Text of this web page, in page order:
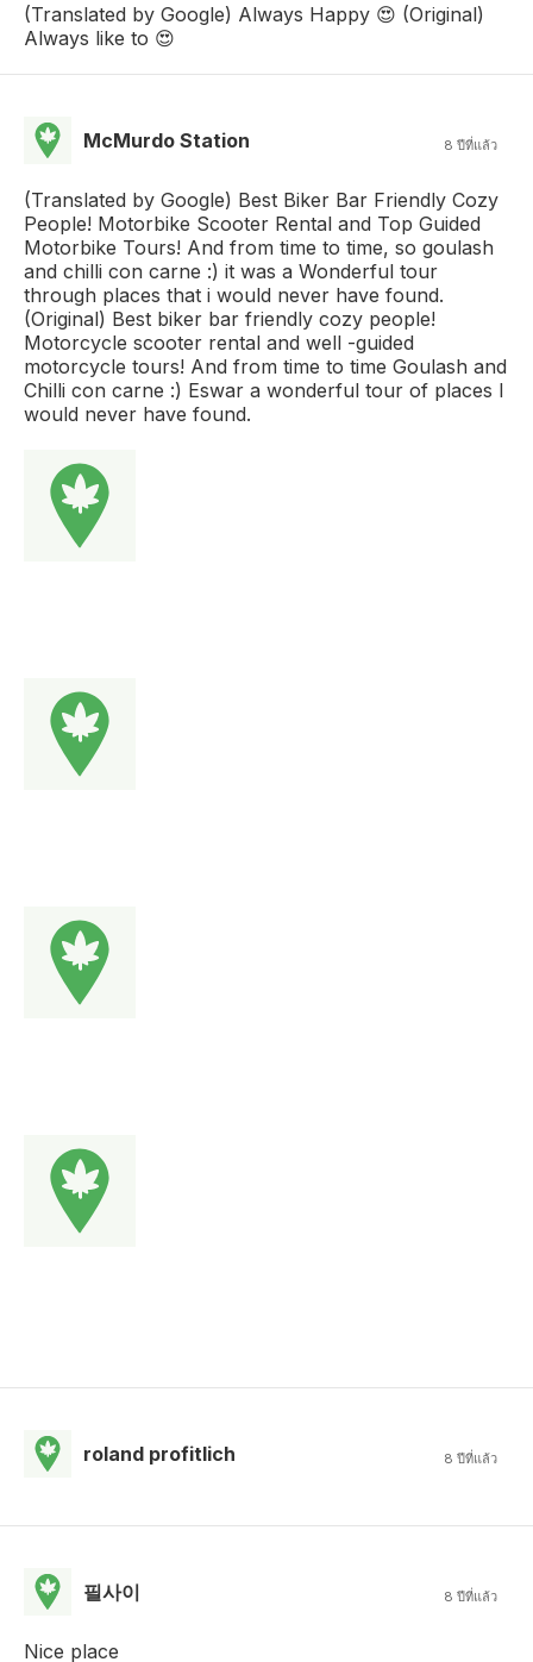
(Translated by Google) Always Happy 😍 (Original)
Always like to 😍
McMurdo Station 8 ปีที่แล้ว
(Translated by Google) Best Biker Bar Friendly Cozy
People! Motorbike Scooter Rental and Top Guided
Motorbike Tours! And from time to time, so goulash
and chilli con carne :) it was a Wonderful tour
through places that i would never have found.
(Original) Best biker bar friendly cozy people!
Motorcycle scooter rental and well -guided
motorcycle tours! And from time to time Goulash and
Chilli con carne :) Eswar a wonderful tour of places I
would never have found.
roland profitlich 8 ปีที่แล้ว
필사이 8 ปีที่แล้ว
Nice place